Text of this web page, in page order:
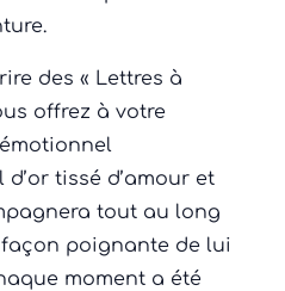
des « Lettres à
offrez à votre
tissé d’amour et
tout au long
façon poignante de lui
moment a été